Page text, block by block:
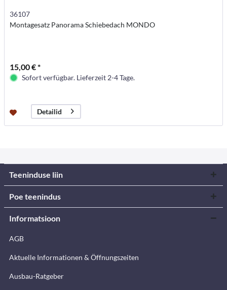
36107
Montagesatz Panorama Schiebedach MONDO
15,00 € *
Sofort verfügbar. Lieferzeit 2-4 Tage.
Detailid
Teeninduse liin
Poe teenindus
Informatsioon
AGB
Aktuelle Informationen & Öffnungszeiten
Ausbau-Ratgeber